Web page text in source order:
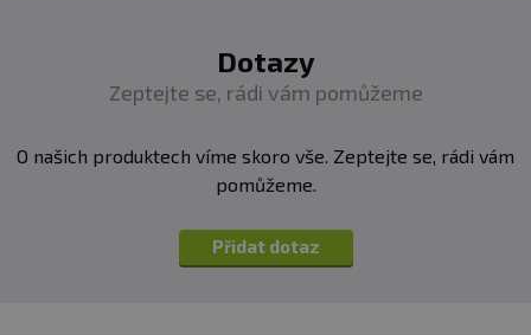
Dotazy
Zeptejte se, rádi vám pomůžeme
O našich produktech víme skoro vše. Zeptejte se, rádi vám
pomůžeme.
Přidat dotaz